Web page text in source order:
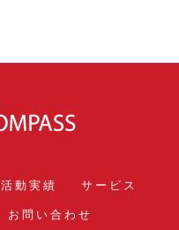
活動実績 サービス
お問い合わせ